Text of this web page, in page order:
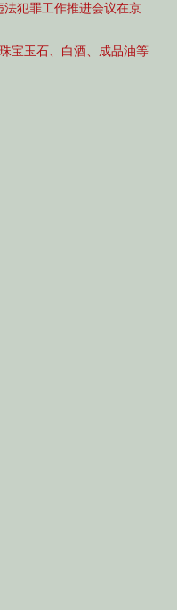
犯罪工作推进会议在京
宝玉石、白酒、成品油等